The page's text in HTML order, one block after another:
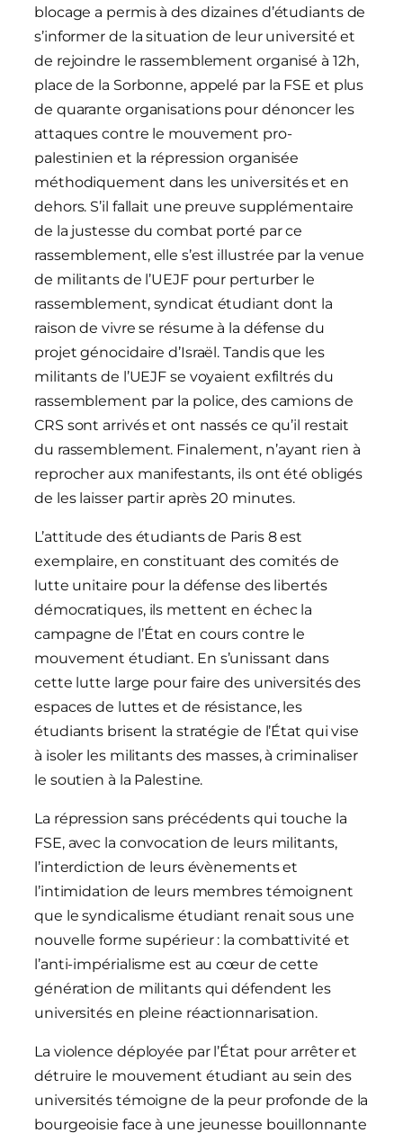
blocage a permis à des dizaines d’étudiants de
s’informer de la situation de leur université et
de rejoindre le rassemblement organisé à 12h,
place de la Sorbonne, appelé par la FSE et plus
de quarante organisations pour dénoncer les
attaques contre le mouvement pro-
palestinien et la répression organisée
méthodiquement dans les universités et en
dehors. S’il fallait une preuve supplémentaire
de la justesse du combat porté par ce
rassemblement, elle s’est illustrée par la venue
de militants de l’UEJF pour perturber le
rassemblement, syndicat étudiant dont la
raison de vivre se résume à la défense du
projet génocidaire d’Israël. Tandis que les
militants de l’UEJF se voyaient exfiltrés du
rassemblement par la police, des camions de
CRS sont arrivés et ont nassés ce qu’il restait
du rassemblement. Finalement, n’ayant rien à
reprocher aux manifestants, ils ont été obligés
de les laisser partir après 20 minutes.
L’attitude des étudiants de Paris 8 est
exemplaire, en constituant des comités de
lutte unitaire pour la défense des libertés
démocratiques, ils mettent en échec la
campagne de l’État en cours contre le
mouvement étudiant. En s’unissant dans
cette lutte large pour faire des universités des
espaces de luttes et de résistance, les
étudiants brisent la stratégie de l’État qui vise
à isoler les militants des masses, à criminaliser
le soutien à la Palestine.
La répression sans précédents qui touche la
FSE, avec la convocation de leurs militants,
l’interdiction de leurs évènements et
l’intimidation de leurs membres témoignent
que le syndicalisme étudiant renait sous une
nouvelle forme supérieur : la combattivité et
l’anti-impérialisme est au cœur de cette
génération de militants qui défendent les
universités en pleine réactionnarisation.
La violence déployée par l’État pour arrêter et
détruire le mouvement étudiant au sein des
universités témoigne de la peur profonde de la
bourgeoisie face à une jeunesse bouillonnante